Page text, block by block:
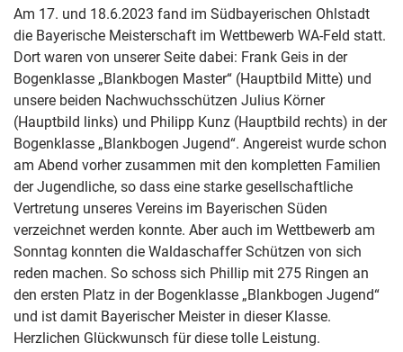
Am 17. und 18.6.2023 fand im Südbayerischen Ohlstadt
die Bayerische Meisterschaft im Wettbewerb WA-Feld statt.
Dort waren von unserer Seite dabei: Frank Geis in der
Bogenklasse „Blankbogen Master“ (Hauptbild Mitte) und
unsere beiden Nachwuchsschützen Julius Körner
(Hauptbild links) und Philipp Kunz (Hauptbild rechts) in der
Bogenklasse „Blankbogen Jugend“. Angereist wurde schon
am Abend vorher zusammen mit den kompletten Familien
der Jugendliche, so dass eine starke gesellschaftliche
Vertretung unseres Vereins im Bayerischen Süden
verzeichnet werden konnte. Aber auch im Wettbewerb am
Sonntag konnten die Waldaschaffer Schützen von sich
reden machen. So schoss sich Phillip mit 275 Ringen an
den ersten Platz in der Bogenklasse „Blankbogen Jugend“
und ist damit Bayerischer Meister in dieser Klasse.
Herzlichen Glückwunsch für diese tolle Leistung.